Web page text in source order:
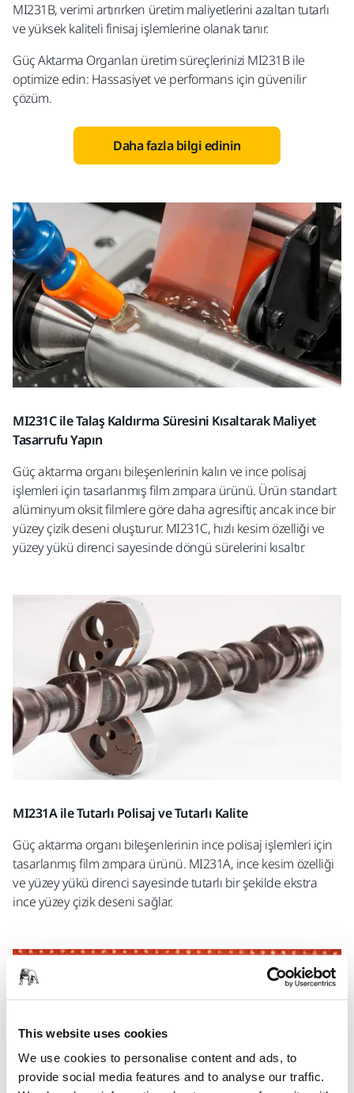
This website uses cookies
We use cookies to personalise content and ads, to
provide social media features and to analyse our traffic.
MI231B, verimi artırırken üretim maliyetlerini azaltan tutarlı
ve yüksek kaliteli finisaj işlemlerine olanak tanır.​
Güç Aktarma Organları üretim süreçlerinizi MI231B ile
optimize edin: Hassasiyet ve performans için güvenilir
çözüm.
Daha fazla bilgi edinin
MI231C ile Talaş Kaldırma Süresini Kısaltarak Maliyet
Tasarrufu Yapın
Güç aktarma organı bileşenlerinin kalın ve ince polisaj
işlemleri için tasarlanmış film zımpara ürünü. Ürün standart
alüminyum oksit filmlere göre daha agresiftir, ancak ince bir
yüzey çizik deseni oluşturur. MI231C, hızlı kesim özelliği ve
yüzey yükü direnci sayesinde döngü sürelerini kısaltır.
MI231A ile Tutarlı Polisaj ve Tutarlı Kalite
Güç aktarma organı bileşenlerinin ince polisaj işlemleri için
tasarlanmış film zımpara ürünü. MI231A, ince kesim özelliği
ve yüzey yükü direnci sayesinde tutarlı bir şekilde ekstra
ince yüzey çizik deseni sağlar.